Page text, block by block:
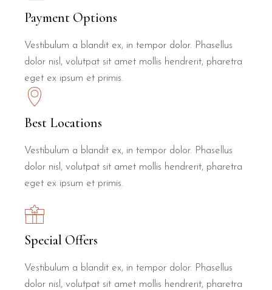
Payment Options
Vestibulum a blandit ex, in tempor dolor. Phasellus
dolor nisl, volutpat sit amet mollis hendrerit, pharetra
eget ex ipsum et primis.
Best Locations
Vestibulum a blandit ex, in tempor dolor. Phasellus
dolor nisl, volutpat sit amet mollis hendrerit, pharetra
eget ex ipsum et primis.
Special Offers
Vestibulum a blandit ex, in tempor dolor. Phasellus
dolor nisl, volutpat sit amet mollis hendrerit, pharetra